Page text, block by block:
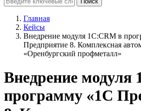
Главная
Кейсы
Внедрение модуля 1С:CRM в
Предприятие 8. Комплексная
«Оренбургский профметалл»
Внедрение модуля
программу «1С